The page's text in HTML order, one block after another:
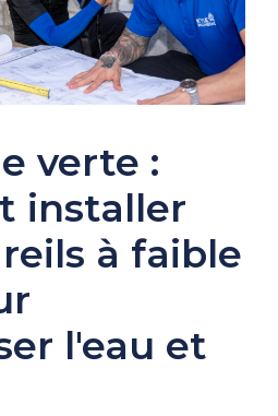
verte :
installer
à faible
l'eau et